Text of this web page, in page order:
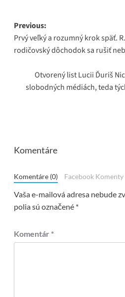
Post
navigation
Previous:
Prvý veľký a rozumný krok späť.
rodičovský dôchodok sa rušiť
Otvorený list Lucii Ďuriš
slobodných médiách, teda
Komentáre
Komentáre (0) Facebook Komenty
Vaša e-mailová adresa nebude
polia sú označené *
Komentár *